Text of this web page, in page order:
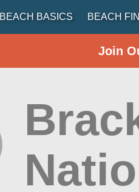
BEACH BASICS BEACH
Join